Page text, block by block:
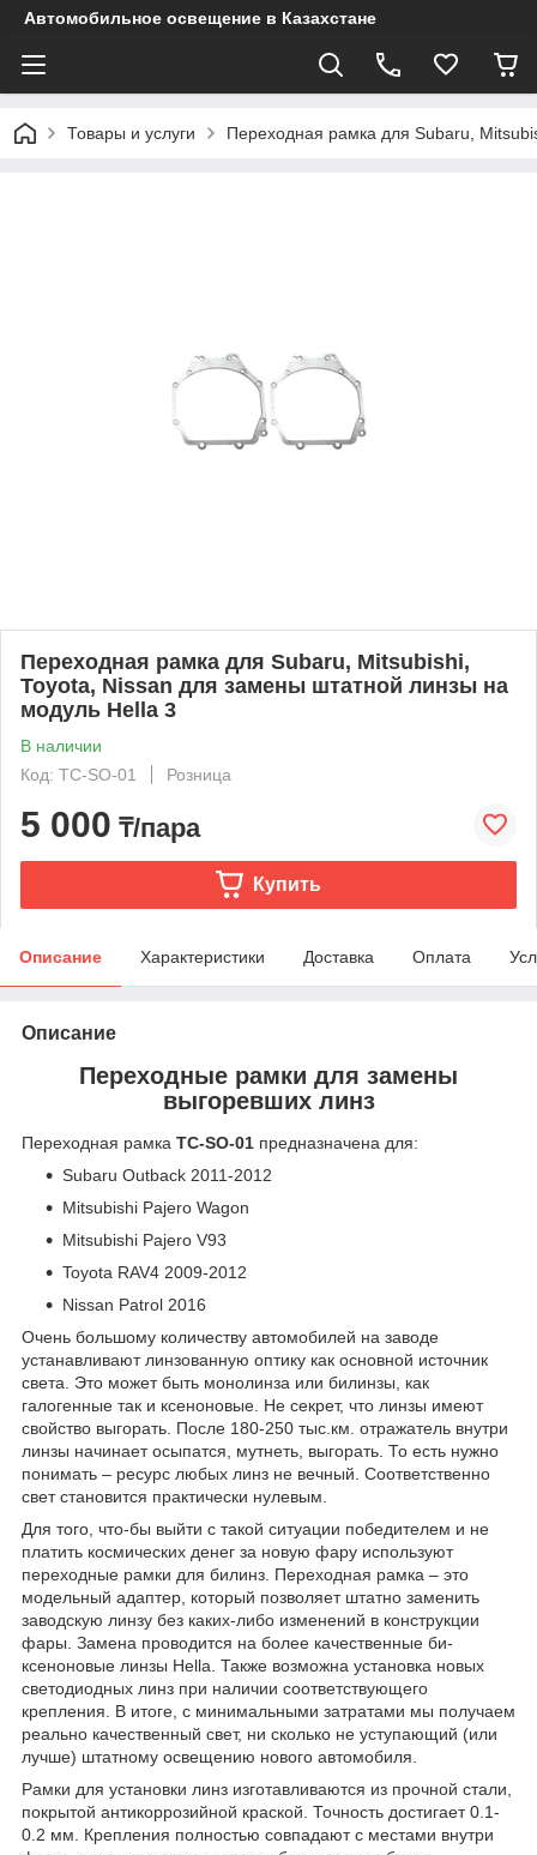
Автомобильное освещение в Казахстане
Товары и услуги Переходная рамка для Subaru,
Переходная рамка для Subaru, Mitsubishi,
Toyota, Nissan для замены штатной линзы на
модуль Hella 3
В наличии
Код: TC-SO-01
Розница
5 000 ₸/пара
Купить
Описание Характеристики Доставка Оплата
Описание
Переходные рамки для замены
выгоревших линз
Переходная рамка TC-SO-01 предназначена для:
Subaru Outback 2011-2012
Mitsubishi Pajero Wagon
Mitsubishi Pajero V93
Toyota RAV4 2009-2012
Nissan Patrol 2016
Очень большому количеству автомобилей на заводе
устанавливают линзованную оптику как основной источник
света. Это может быть монолинза или билинзы, как
галогенные так и ксеноновые. Не секрет, что линзы имеют
свойство выгорать. После 180-250 тыс.км. отражатель внутри
линзы начинает осыпатся, мутнеть, выгорать. То есть нужно
понимать – ресурс любых линз не вечный. Соответственно
свет становится практически нулевым.
Для того, что-бы выйти с такой ситуации победителем и не
платить космических денег за новую фару используют
переходные рамки для билинз. Переходная рамка – это
модельный адаптер, который позволяет штатно заменить
заводскую линзу без каких-либо изменений в конструкции
фары. Замена проводится на более качественные би-
ксеноновые линзы Hella. Также возможна установка новых
светодиодных линз при наличии соответствующего
крепления. В итоге, с минимальными затратами мы получаем
реально качественный свет, ни сколько не уступающий (или
лучше) штатному освещению нового автомобиля.
Рамки для установки линз изготавливаются из прочной стали,
покрытой антикоррозийной краской. Точность достигает 0.1-
0.2 мм. Крепления полностью совпадают с местами внутри